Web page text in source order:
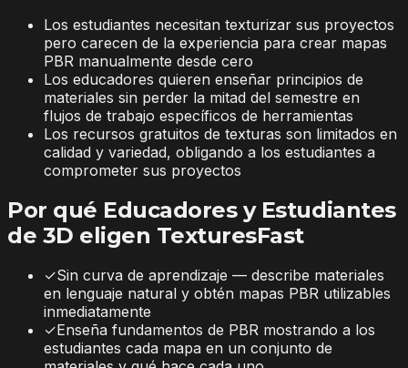
Los estudiantes necesitan texturizar sus proyectos
pero carecen de la experiencia para crear mapas
PBR manualmente desde cero
Los educadores quieren enseñar principios de
materiales sin perder la mitad del semestre en
flujos de trabajo específicos de herramientas
Los recursos gratuitos de texturas son limitados en
calidad y variedad, obligando a los estudiantes a
comprometer sus proyectos
Por qué Educadores y Estudiantes
de 3D eligen TexturesFast
✓Sin curva de aprendizaje — describe materiales
en lenguaje natural y obtén mapas PBR utilizables
inmediatamente
✓Enseña fundamentos de PBR mostrando a los
estudiantes cada mapa en un conjunto de